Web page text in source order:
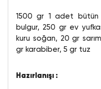
1500 gr 1 adet
bulgur, 250 gr ev
kuru soğan, 20 gr
gr karabiber, 5 gr tuz
Hazırlanışı :